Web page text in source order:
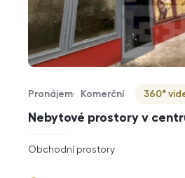
Nebytové prostory v
Typ nabídky
Pronájem
Typ nemovitosti
Komerční
Virtuální prohlídka
360°
rozměry
dispozice
Obchodní prostory